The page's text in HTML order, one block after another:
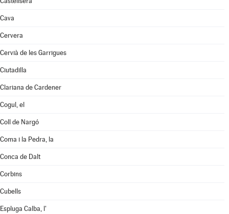
Cava
Cervera
Cervià de les Garrigues
Ciutadilla
Clariana de Cardener
Cogul, el
Coll de Nargó
Coma i la Pedra, la
Conca de Dalt
Corbins
Cubells
Espluga Calba, l'